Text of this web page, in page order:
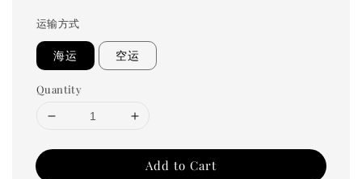
运输方式
海运 空运
Quantity
Add to Cart